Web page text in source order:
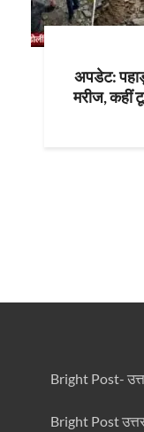
अपडेट:
मरीज, कहीं
Bright Post-
Bright Post